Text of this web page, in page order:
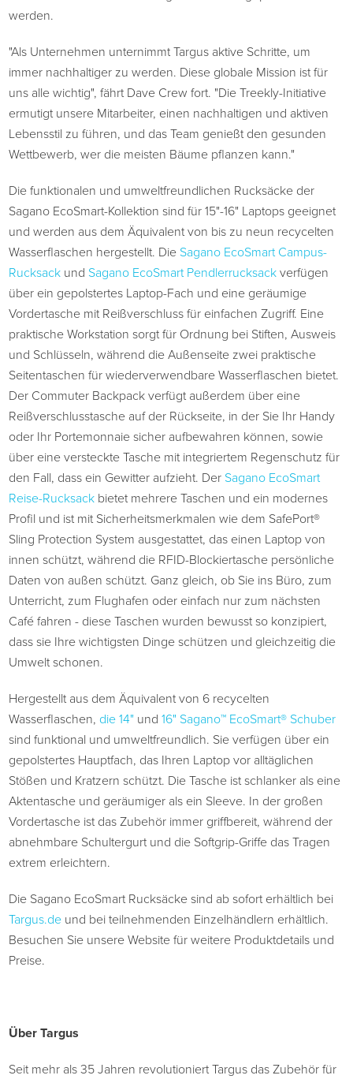
werden.
"Als Unternehmen unternimmt Targus aktive Schritte, um
immer nachhaltiger zu werden. Diese globale Mission ist für
uns alle wichtig", fährt Dave Crew fort. "Die Treekly-Initiative
ermutigt unsere Mitarbeiter, einen nachhaltigen und aktiven
Lebensstil zu führen, und das Team genießt den gesunden
Wettbewerb, wer die meisten Bäume pflanzen kann."
Die funktionalen und umweltfreundlichen Rucksäcke der
Sagano EcoSmart-Kollektion sind für 15"-16" Laptops geeignet
und werden aus dem Äquivalent von bis zu neun recycelten
Wasserflaschen hergestellt. Die Sagano EcoSmart Campus-
Rucksackund Sagano EcoSmart Pendlerrucksackverfügen
über ein gepolstertes Laptop-Fach und eine geräumige
Vordertasche mit Reißverschluss für einfachen Zugriff. Eine
praktische Workstation sorgt für Ordnung bei Stiften, Ausweis
und Schlüsseln, während die Außenseite zwei praktische
Seitentaschen für wiederverwendbare Wasserflaschen bietet.
Der Commuter Backpack verfügt außerdem über eine
Reißverschlusstasche auf der Rückseite, in der Sie Ihr Handy
oder Ihr Portemonnaie sicher aufbewahren können, sowie
über eine versteckte Tasche mit integriertem Regenschutz für
den Fall, dass ein Gewitter aufzieht. Der Sagano EcoSmart
Reise-Rucksackbietet mehrere Taschen und ein modernes
Profil und ist mit Sicherheitsmerkmalen wie dem SafePort®
Sling Protection System ausgestattet, das einen Laptop von
innen schützt, während die RFID-Blockiertasche persönliche
Daten von außen schützt. Ganz gleich, ob Sie ins Büro, zum
Unterricht, zum Flughafen oder einfach nur zum nächsten
Café fahren - diese Taschen wurden bewusst so konzipiert,
dass sie Ihre wichtigsten Dinge schützen und gleichzeitig die
Umwelt schonen.
Hergestellt aus dem Äquivalent von 6 recycelten
Wasserflaschen, die 14" und 16" Sagano™ EcoSmart® Schuber
sind funktional und umweltfreundlich. Sie verfügen über ein
gepolstertes Hauptfach, das Ihren Laptop vor alltäglichen
Stößen und Kratzern schützt. Die Tasche ist schlanker als eine
Aktentasche und geräumiger als ein Sleeve. In der großen
Vordertasche ist das Zubehör immer griffbereit, während der
abnehmbare Schultergurt und die Softgrip-Griffe das Tragen
extrem erleichtern.
Die Sagano EcoSmart Rucksäcke sind ab sofort erhältlich bei
Targus.deund bei teilnehmenden Einzelhändlern erhältlich.
Besuchen Sie unsere Website für weitere Produktdetails und
Preise.
Über Targus
Seit mehr als 35 Jahren revolutioniert Targus das Zubehör für